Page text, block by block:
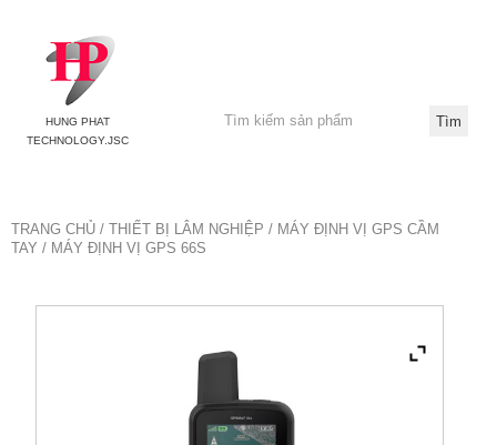
HUNG PHAT
TECHNOLOGY.JSC
TRANG CHỦ / THIẾT BỊ LÂM NGHIỆP / MÁY ĐỊNH VỊ GPS CẦM
TAY / MÁY ĐỊNH VỊ GPS 66S